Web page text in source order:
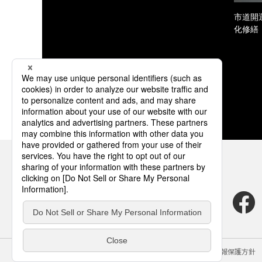
市道開
化修繕
サイトのご利用にあたって クッキーポリシー 個人情報保護方針